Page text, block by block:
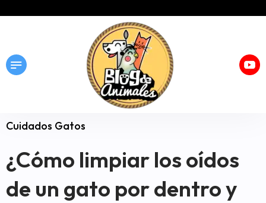
Cuidados Gatos
¿Cómo limpiar los oídos
de un gato por dentro y